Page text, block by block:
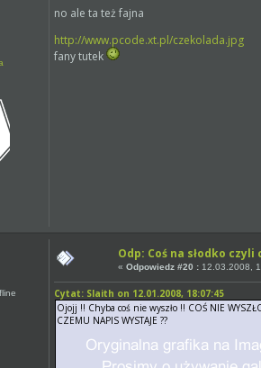
no ale ta też fajna
http://www.pcode.xt.pl/czekolada.jpg
fany tutek
Odp: Coś na słodko
« Odpowiedz #20 :12.03.2008,
Cytat: Slaith on 12.01.2008, 18:07:45
Ojojj !! Chyba coś nie wyszło !! COŚ NIE
CZEMU NAPIS WYSTAJE ??